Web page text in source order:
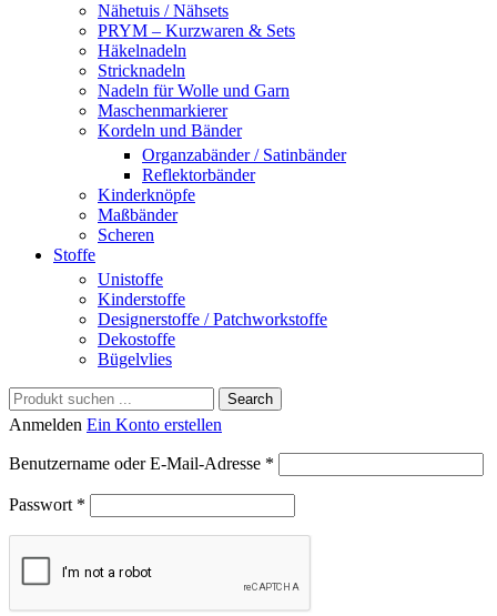
Nähetuis / Nähsets
PRYM – Kurzwaren & Sets
Häkelnadeln
Stricknadeln
Nadeln für Wolle und Garn
Maschenmarkierer
Kordeln und Bänder
Organzabänder / Satinbänder
Reflektorbänder
Kinderknöpfe
Maßbänder
Scheren
Stoffe
Unistoffe
Kinderstoffe
Designerstoffe / Patchworkstoffe
Dekostoffe
Bügelvlies
Search
Anmelden Ein Konto erstellen
Benutzername oder E-Mail-Adresse *
Passwort *